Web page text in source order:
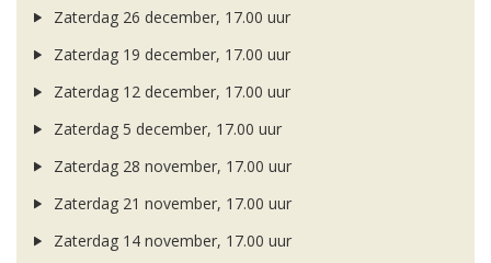
Zaterdag 26 december, 17.00 uur
Zaterdag 19 december, 17.00 uur
Zaterdag 12 december, 17.00 uur
Zaterdag 5 december, 17.00 uur
Zaterdag 28 november, 17.00 uur
Zaterdag 21 november, 17.00 uur
Zaterdag 14 november, 17.00 uur